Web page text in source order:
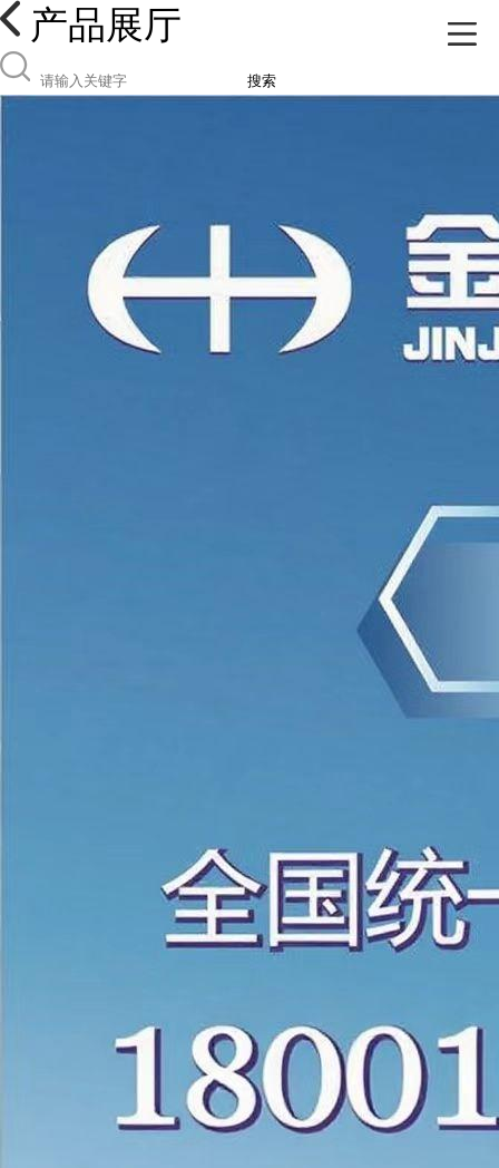
产品展厅
搜索